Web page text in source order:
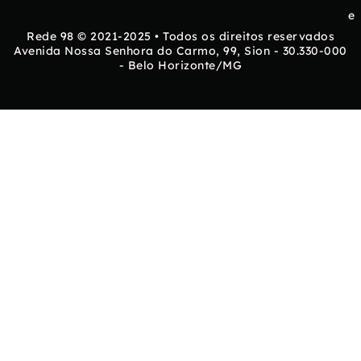
e
Rede 98 © 2021-2025 • Todos os direitos reservados
Avenida Nossa Senhora do Carmo, 99, Sion - 30.330-000
- Belo Horizonte/MG